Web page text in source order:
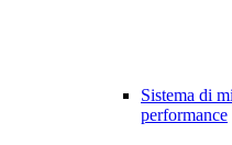
Sistema di
performance